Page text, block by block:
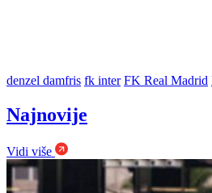
denzel damfris fk inter FK Real Madrid
Najnovije
Vidi više